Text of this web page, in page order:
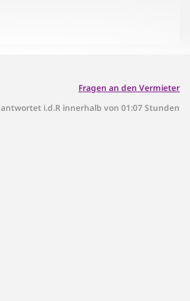
Fragen an den Vermieter
antwortet i.d.R innerhalb von 01:07 Stunden